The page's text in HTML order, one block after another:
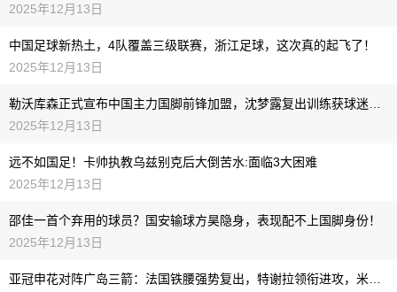
2025年12月13日
中国足球新热土，4队覆盖三级联赛，浙江足球，这次真的起飞了！
2025年12月13日
2025年12月13日
远不如国足！卡帅执教乌兹别克后大倒苦水:面临3大困难
2025年12月13日
邵佳一首个弃用的球员？国安输球方昊隐身，表现配不上国脚身份！
2025年12月13日